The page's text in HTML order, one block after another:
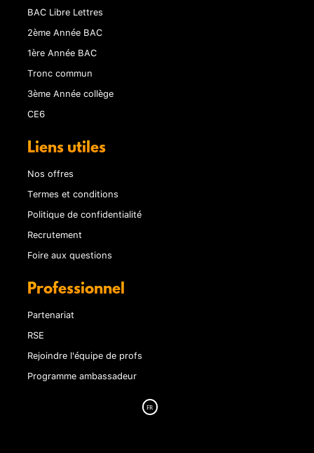
BAC Libre Lettres
2ème Année BAC
1ère Année BAC
Tronc commun
3ème Année collège
CE6
Liens utiles
Nos offres
Termes et conditions
Politique de confidentialité
Recrutement
Foire aux questions
Professionnel
Partenariat
RSE
Rejoindre l'équipe de profs
Programme ambassadeur